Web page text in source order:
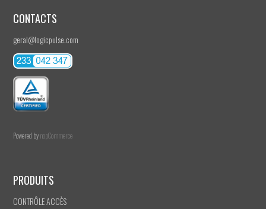
CONTACTS
geral@logicpulse.com
Powered bynopCommerce
PRODUITS
CONTRÔLE ACCÈS